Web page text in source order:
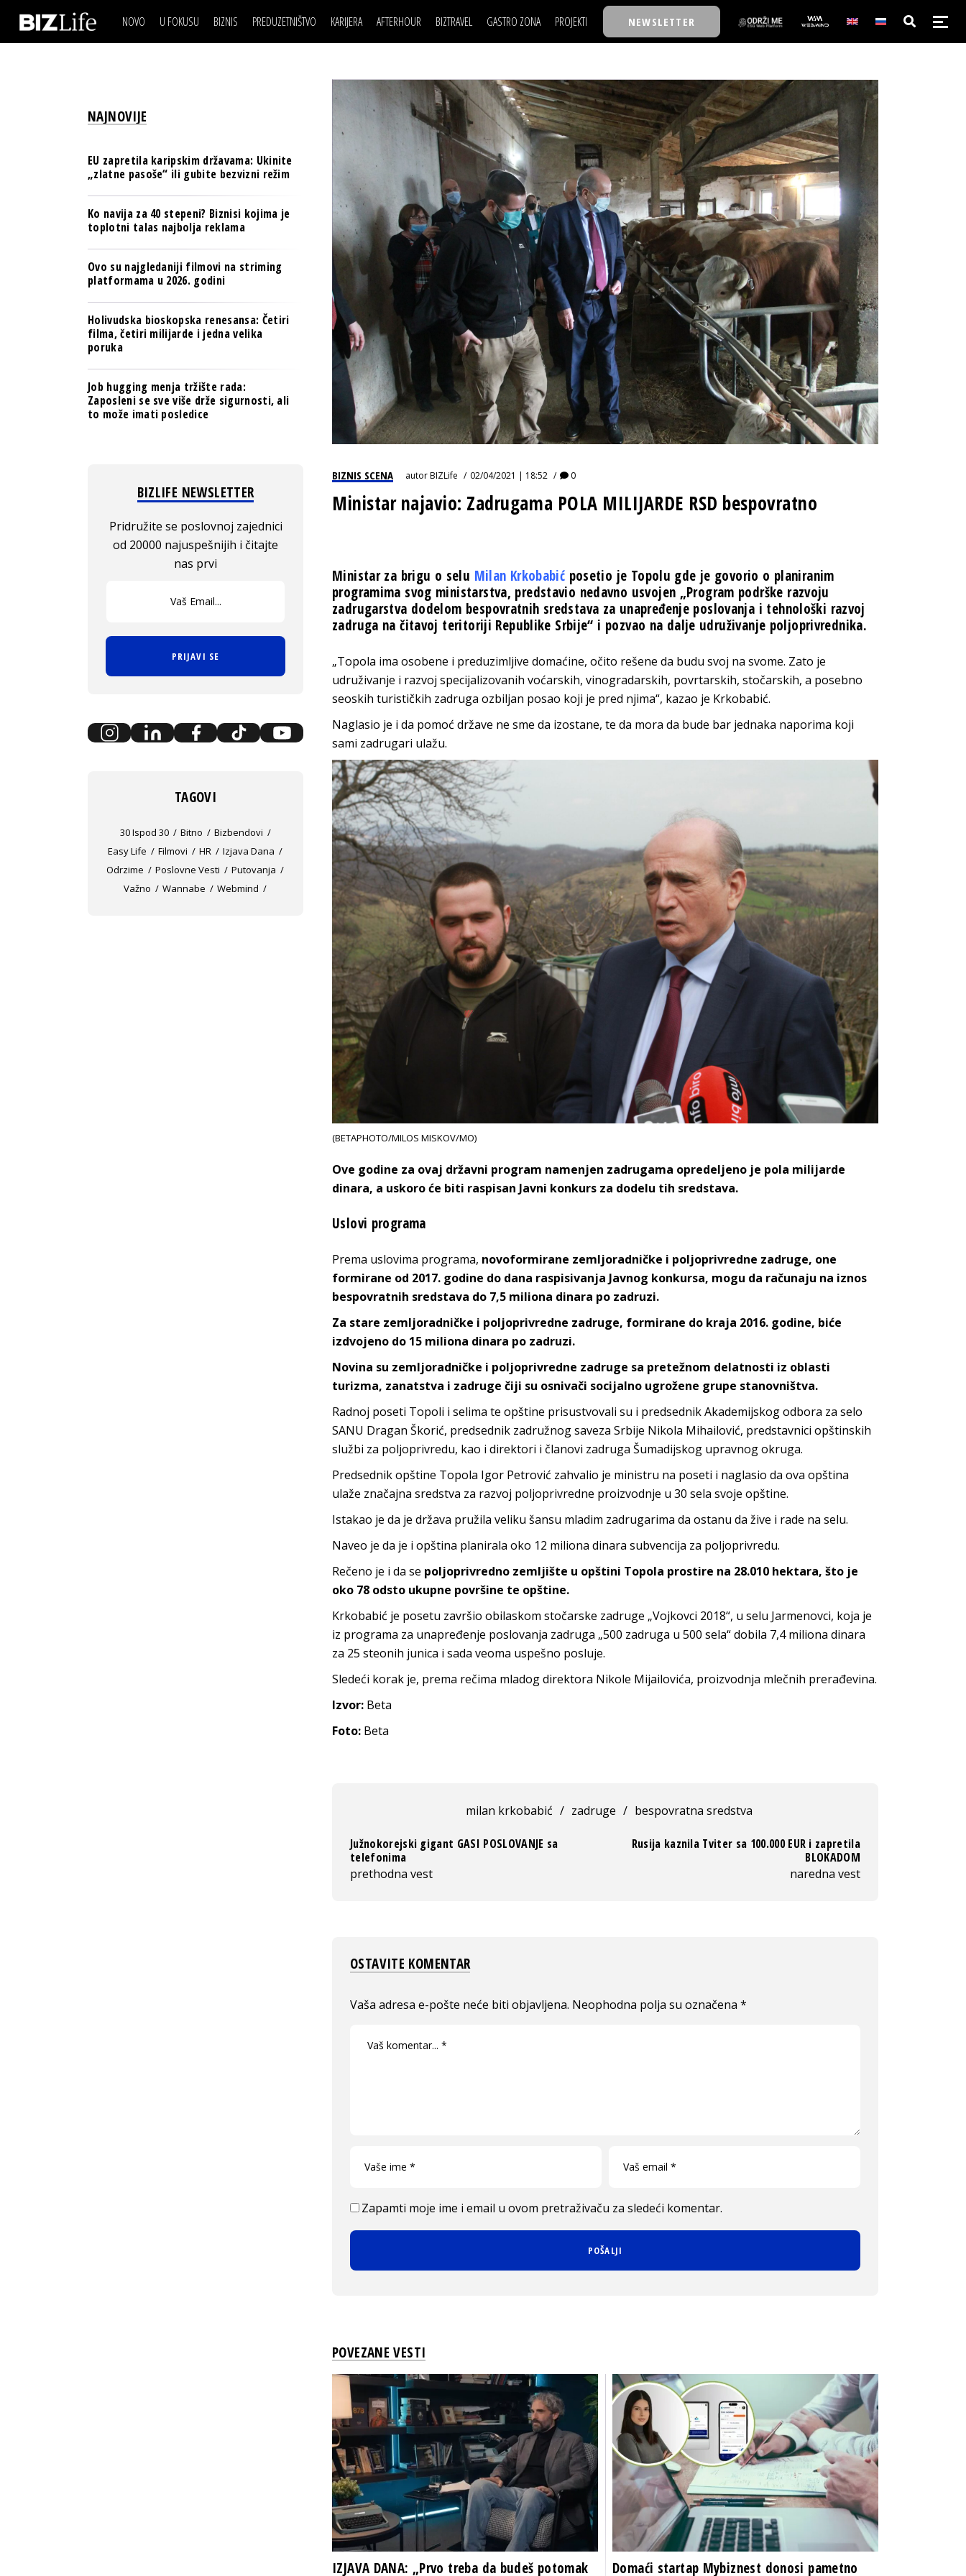
NOVO U FOKUSU BIZNIS
BANKE
OSIGURANJE
TECH I AI
BIZNIS & SPORT
PULS REGIONA
NOVO NA RAFU
PREDUZETNIŠTVO KARIJERA
LJUDI (HR)
USAVRŠAVANJE
KNOW-HOW
AFTERHOUR
KNJIGE
AUTO SVET
STIL
WELLBEING
BIZTRAVEL GASTRO ZONA PROJEKTI
TASTY TALKS
30 ISPOD 30
BACK TO OFFICE/SCHOOL
BIZBENDOVI
BIZKOLEGIJUM
BMW BIZNIS LIGA
BIZLIFE WEEK
IZJAVA GODINE
NEWSLETTER
IZJAVA DANABIZNIS SCENA
BREND I KOMUNIKACIJE
OSIGURANJE
TECH I AI
PULS REGIONA
POSAO
MOJ UGAO
USAVRŠAVANJE
KNOW-HOW
FILM I SCENA
AUTO SVET
STIL
WELLBEING
NAJKOLEGA
30 ISPOD 30
BACK TO OFFICE/SCHOOL
BIZBENDOVI
BIZKOLEGIJUM
BMW BIZNIS LIGA
BIZLIFE WEEK
IZJAVA GODINE
BIZNIS SCENA autorBIZLife 02/04/2021 | 18:52 0
Ministar najavio: Zadrugama POLA MILIJARDE RSD bespovratno
Ministar za brigu o selu Milan Krkobabić posetio je Topolu gde je govorio o planiranim
programima svog ministarstva, predstavio nedavno usvojen „Program podrške razvoju
zadrugarstva dodelom bespovratnih sredstava za unapređenje poslovanja i tehnološki razvoj
zadruga na čitavoj teritoriji Republike Srbije“ i pozvao na dalje udruživanje poljoprivrednika.
„Topola ima osobene i preduzimljive domaćine, očito rešene da budu svoj na svome. Zato je
udruživanje i razvoj specijalizovanih voćarskih, vinogradarskih, povrtarskih, stočarskih, a posebno
seoskih turističkih zadruga ozbiljan posao koji je pred njima“, kazao je Krkobabić.
Naglasio je i da pomoć države ne sme da izostane, te da mora da bude bar jednaka naporima koji
sami zadrugari ulažu.
(BETAPHOTO/MILOS MISKOV/MO)
Ove godine za ovaj državni program namenjen zadrugama opredeljeno je pola milijarde
dinara, a uskoro će biti raspisan Javni konkurs za dodelu tih sredstava.
Uslovi programa
Prema uslovima programa, novoformirane zemljoradničke i poljoprivredne zadruge, one
formirane od 2017. godine do dana raspisivanja Javnog konkursa, mogu da računaju na iznos
bespovratnih sredstava do 7,5 miliona dinara po zadruzi.
Za stare zemljoradničke i poljoprivredne zadruge, formirane do kraja 2016. godine, biće
izdvojeno do 15 miliona dinara po zadruzi.
Novina su zemljoradničke i poljoprivredne zadruge sa pretežnom delatnosti iz oblasti
turizma, zanatstva i zadruge čiji su osnivači socijalno ugrožene grupe stanovništva.
Radnoj poseti Topoli i selima te opštine prisustvovali su i predsednik Akademijskog odbora za selo
SANU Dragan Škorić, predsednik zadružnog saveza Srbije Nikola Mihailović, predstavnici opštinskih
službi za poljoprivredu, kao i direktori i članovi zadruga Šumadijskog upravnog okruga.
Predsednik opštine Topola Igor Petrović zahvalio je ministru na poseti i naglasio da ova opština
ulaže značajna sredstva za razvoj poljoprivredne proizvodnje u 30 sela svoje opštine.
Istakao je da je država pružila veliku šansu mladim zadrugarima da ostanu da žive i rade na selu.
Naveo je da je i opština planirala oko 12 miliona dinara subvencija za poljoprivredu.
Rečeno je i da se poljoprivredno zemljište u opštini Topola prostire na 28.010 hektara, što je
oko 78 odsto ukupne površine te opštine.
Krkobabić je posetu završio obilaskom stočarske zadruge „Vojkovci 2018“, u selu Jarmenovci, koja je
iz programa za unapređenje poslovanja zadruga „500 zadruga u 500 sela“ dobila 7,4 miliona dinara
za 25 steonih junica i sada veoma uspešno posluje.
Sledeći korak je, prema rečima mladog direktora Nikole Mijailovića, proizvodnja mlečnih prerađevina.
Izvor: Beta
Foto: Beta
milan krkobabić / zadruge / bespovratna sredstva
Južnokorejski gigant GASI POSLOVANJE sa
telefonima
prethodna vest
Rusija kaznila Tviter sa 100.000 EUR i zapretila
BLOKADOM
naredna vest
OSTAVITE KOMENTAR
Vaša adresa e-pošte neće biti objavljena. Neophodna polja su označena *
Zapamti moje ime i email u ovom pretraživaču za sledeći komentar.
POVEZANE VESTI
IZJAVA DANA: „Prvo treba da budeš potomak
Domaći startap Mybiznest donosi pametno
NAJNOVIJE
EU zapretila karipskim državama: Ukinite
„zlatne pasoše“ ili gubite bezvizni režim
Ko navija za 40 stepeni? Biznisi kojima je
toplotni talas najbolja reklama
Ovo su najgledaniji filmovi na striming
platformama u 2026. godini
Holivudska bioskopska renesansa: Četiri
filma, četiri milijarde i jedna velika
poruka
Job hugging menja tržište rada:
Zaposleni se sve više drže sigurnosti, ali
to može imati posledice
BIZLIFE NEWSLETTER
Pridružite se poslovnoj zajednici
od 20000 najuspešnijih i čitajte
nas prvi
PRIJAVI SE
TAGOVI
30 Ispod 30 Bitno
Bizbendovi
Easy Life
Filmovi HR
Izjava Dana
Odrzime
Poslovne Vesti
Putovanja
Važno
Wannabe Webmind